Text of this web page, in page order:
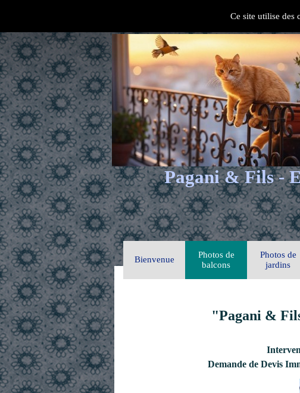
Ce site utilise des
Pagani & Fils -
Bienvenue
Photos de
balcons
Photos de
jardins
"Pagani &
Demande de Devis